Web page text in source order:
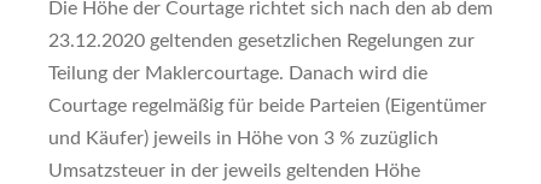
Die Höhe der Courtage richtet sich nach den ab dem
23.12.2020 geltenden gesetzlichen Regelungen zur
Teilung der Maklercourtage. Danach wird die
Courtage regelmäßig für beide Parteien (Eigentümer
und Käufer) jeweils in Höhe von 3 % zuzüglich
Umsatzsteuer in der jeweils geltenden Höhe